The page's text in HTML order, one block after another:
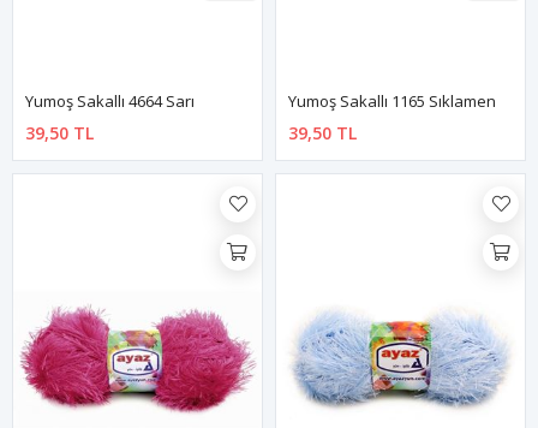
Yumoş Sakallı 4664 Sarı
39,50 TL
Yumoş Sakallı 1165 Sıklamen
39,50 TL